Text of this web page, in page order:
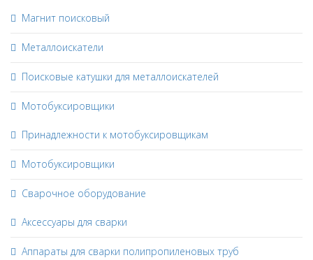
Магнит поисковый
Металлоискатели
Поисковые катушки для металлоискателей
Мотобуксировщики
Принадлежности к мотобуксировщикам
Мотобуксировщики
Сварочное оборудование
Аксессуары для сварки
Аппараты для сварки полипропиленовых труб